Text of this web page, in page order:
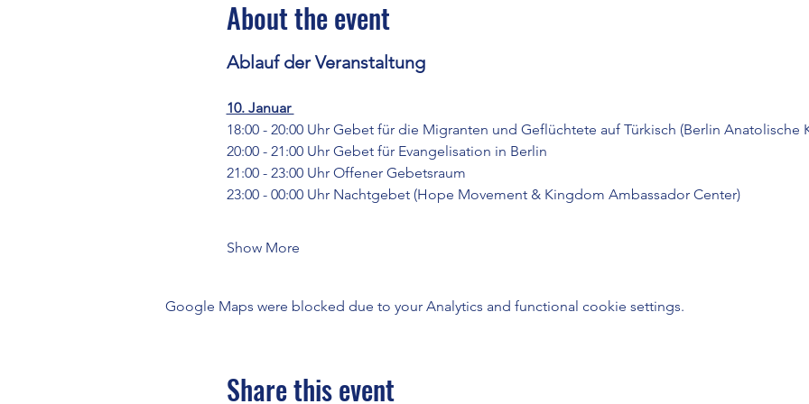
About the event
Ablauf der Veranstaltung
10. Januar
18:00 - 20:00 Uhr Gebet für die Migranten und Geflüchtete auf Türkisch (Berlin Anatolische
20:00 - 21:00 Uhr Gebet für Evangelisation in Berlin
21:00 - 23:00 Uhr Offener Gebetsraum
23:00 - 00:00 Uhr Nachtgebet (Hope Movement & Kingdom Ambassador Center)
Show More
Google Maps were blocked due to your Analytics and functional cookie settings.
Share this event